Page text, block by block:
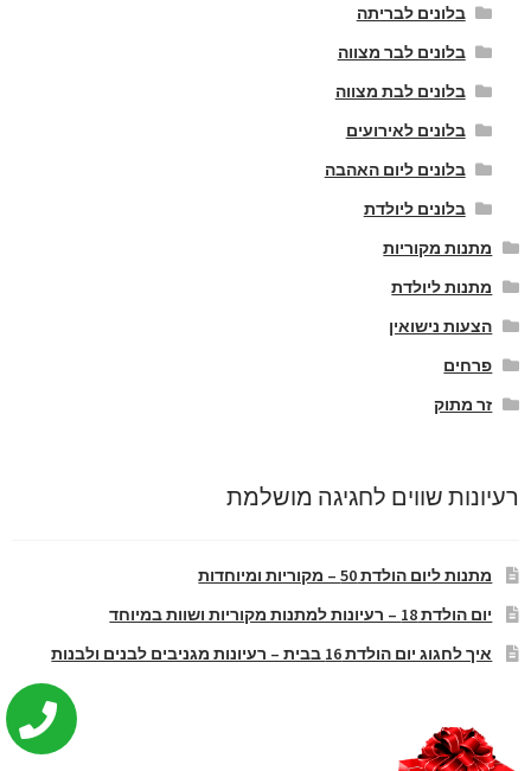
בלונים לבריתה
בלונים לבר מצווה
בלונים לבת מצווה
בלונים לאירועים
בלונים ליום האהבה
בלונים ליולדת
מתנות מקוריות
מתנות ליולדת
הצעות נישואין
פרחים
זר מתוק
רעיונות שווים לחגיגה מושלמת
מתנות ליום הולדת 50 – מקוריות ומיוחדות
יום הולדת 18 – רעיונות למתנות מקוריות ושוות במיוחד
איך לחגוג יום הולדת 16 בבית – רעיונות מגניבים לבנים ולבנות